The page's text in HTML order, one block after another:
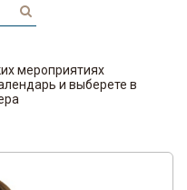
мероприятиях
и выберете в